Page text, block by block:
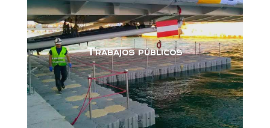
Trabajos públicos